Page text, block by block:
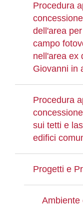
Procedura
dell'area
campo
nell'area ex
Giovanni in
Procedura
sui tetti e
edifici
Progetti e
Ambiente